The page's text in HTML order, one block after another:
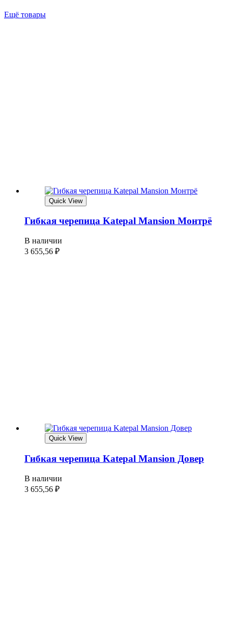
Ещё товары
Quick View
Гибкая черепица Katepal Mansion Монтрё
В наличии
3 655,56 ₽
Quick View
Гибкая черепица Katepal Mansion Довер
В наличии
3 655,56 ₽